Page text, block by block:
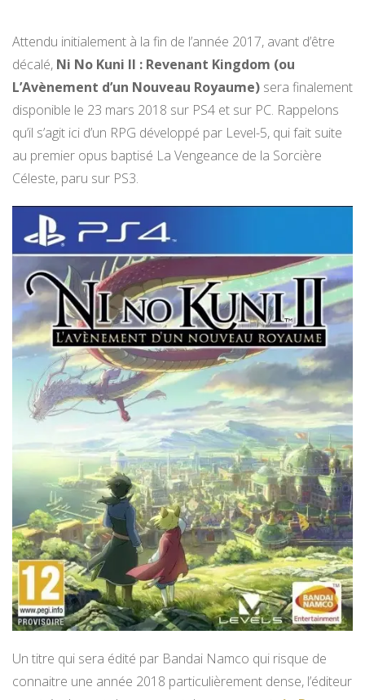
Attendu initialement à la fin de l’année 2017, avant d’être
décalé, Ni No Kuni II : Revenant Kingdom (ou
L’Avènement d’un Nouveau Royaume) sera finalement
disponible le 23 mars 2018 sur PS4 et sur PC. Rappelons
qu’il s’agit ici d’un RPG développé par Level-5, qui fait suite
au premier opus baptisé La Vengeance de la Sorcière
Céleste, paru sur PS3.
Un titre qui sera édité par Bandai Namco qui risque de
connaitre une année 2018 particulièrement dense, l’éditeur